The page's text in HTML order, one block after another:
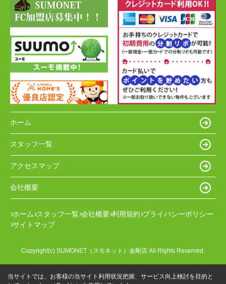
ホーム
スタッフ一覧
アクセスマップ
会社概要
ホーム スタッフ一覧 会社概要 利用規約 プライバシーポリシー
サイトマップ
Copyright(c) SUMONET（スモネット）金剛店 All Rights Reserved.
当サイトでは、お客様の当サイト利用状況把握、サービス向上検討を目的と